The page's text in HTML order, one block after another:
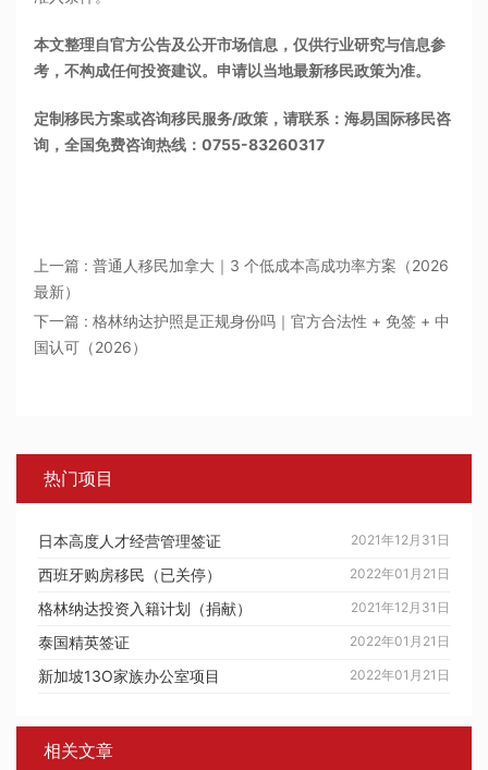
本文整理自官方公告及公开市场信息，仅供行业研究与信息参
考，不构成任何投资建议。申请以当地最新移民政策为准。
定制移民方案或咨询移民服务/政策，请联系：海易国际移民咨
询，全国免费咨询热线：0755-83260317
上一篇 : 普通人移民加拿大｜3 个低成本高成功率方案（2026
最新）
下一篇 : 格林纳达护照是正规身份吗｜官方合法性 + 免签 + 中
国认可（2026）
热门项目
2021年12月31日
日本高度人才经营管理签证
2022年01月21日
西班牙购房移民（已关停）
2021年12月31日
格林纳达投资入籍计划（捐献）
2022年01月21日
泰国精英签证
2022年01月21日
新加坡13O家族办公室项目
相关文章